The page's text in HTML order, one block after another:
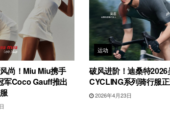
尚！Miu Miu携手
军Coco Gauff推出
运动
破风进阶！迪桑特
CYCLING系列骑行服
2026年4月23日